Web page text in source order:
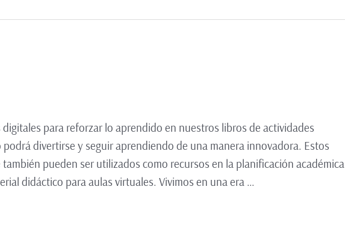
digitales para reforzar lo aprendido en nuestros libros de actividades
divertirse y seguir aprendiendo de una manera innovadora. Estos
pueden ser utilizados como recursos en la planificación académica
didáctico para aulas virtuales. Vivimos en una era …